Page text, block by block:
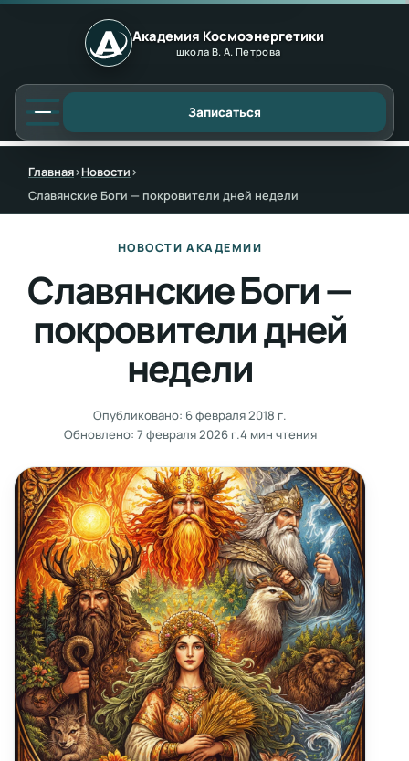
Академия Космоэнергетики
школа В. А. Петрова
Записаться
Главная›Новости›
Славянские Боги — покровители дней недели
НОВОСТИ АКАДЕМИИ
Славянские Боги —
покровители дней
недели
Опубликовано: 6 февраля 2018 г.
Обновлено: 7 февраля 2026 г.4 мин чтения